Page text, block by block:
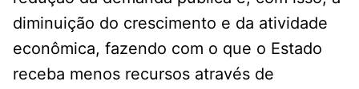
diminuição do crescimento e da atividade
econômica, fazendo com o que o Estado
receba menos recursos através de